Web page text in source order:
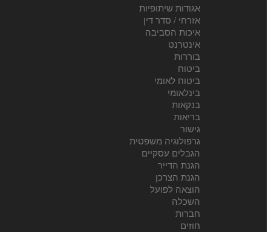
אגודות שיתופיות
אזרחי / סדר דין
איכות הסביבה
אינטרנט
בוררות
ביטוח
ביטוח לאומי
בינלאומי
בנקאות
בריאות
גישור
גרפולוגיה משפטית
הגבלים עסקיים
הגנת הדייר
הגנת הצרכן
הוצאה לפועל
השכלה
חברות
חוזים